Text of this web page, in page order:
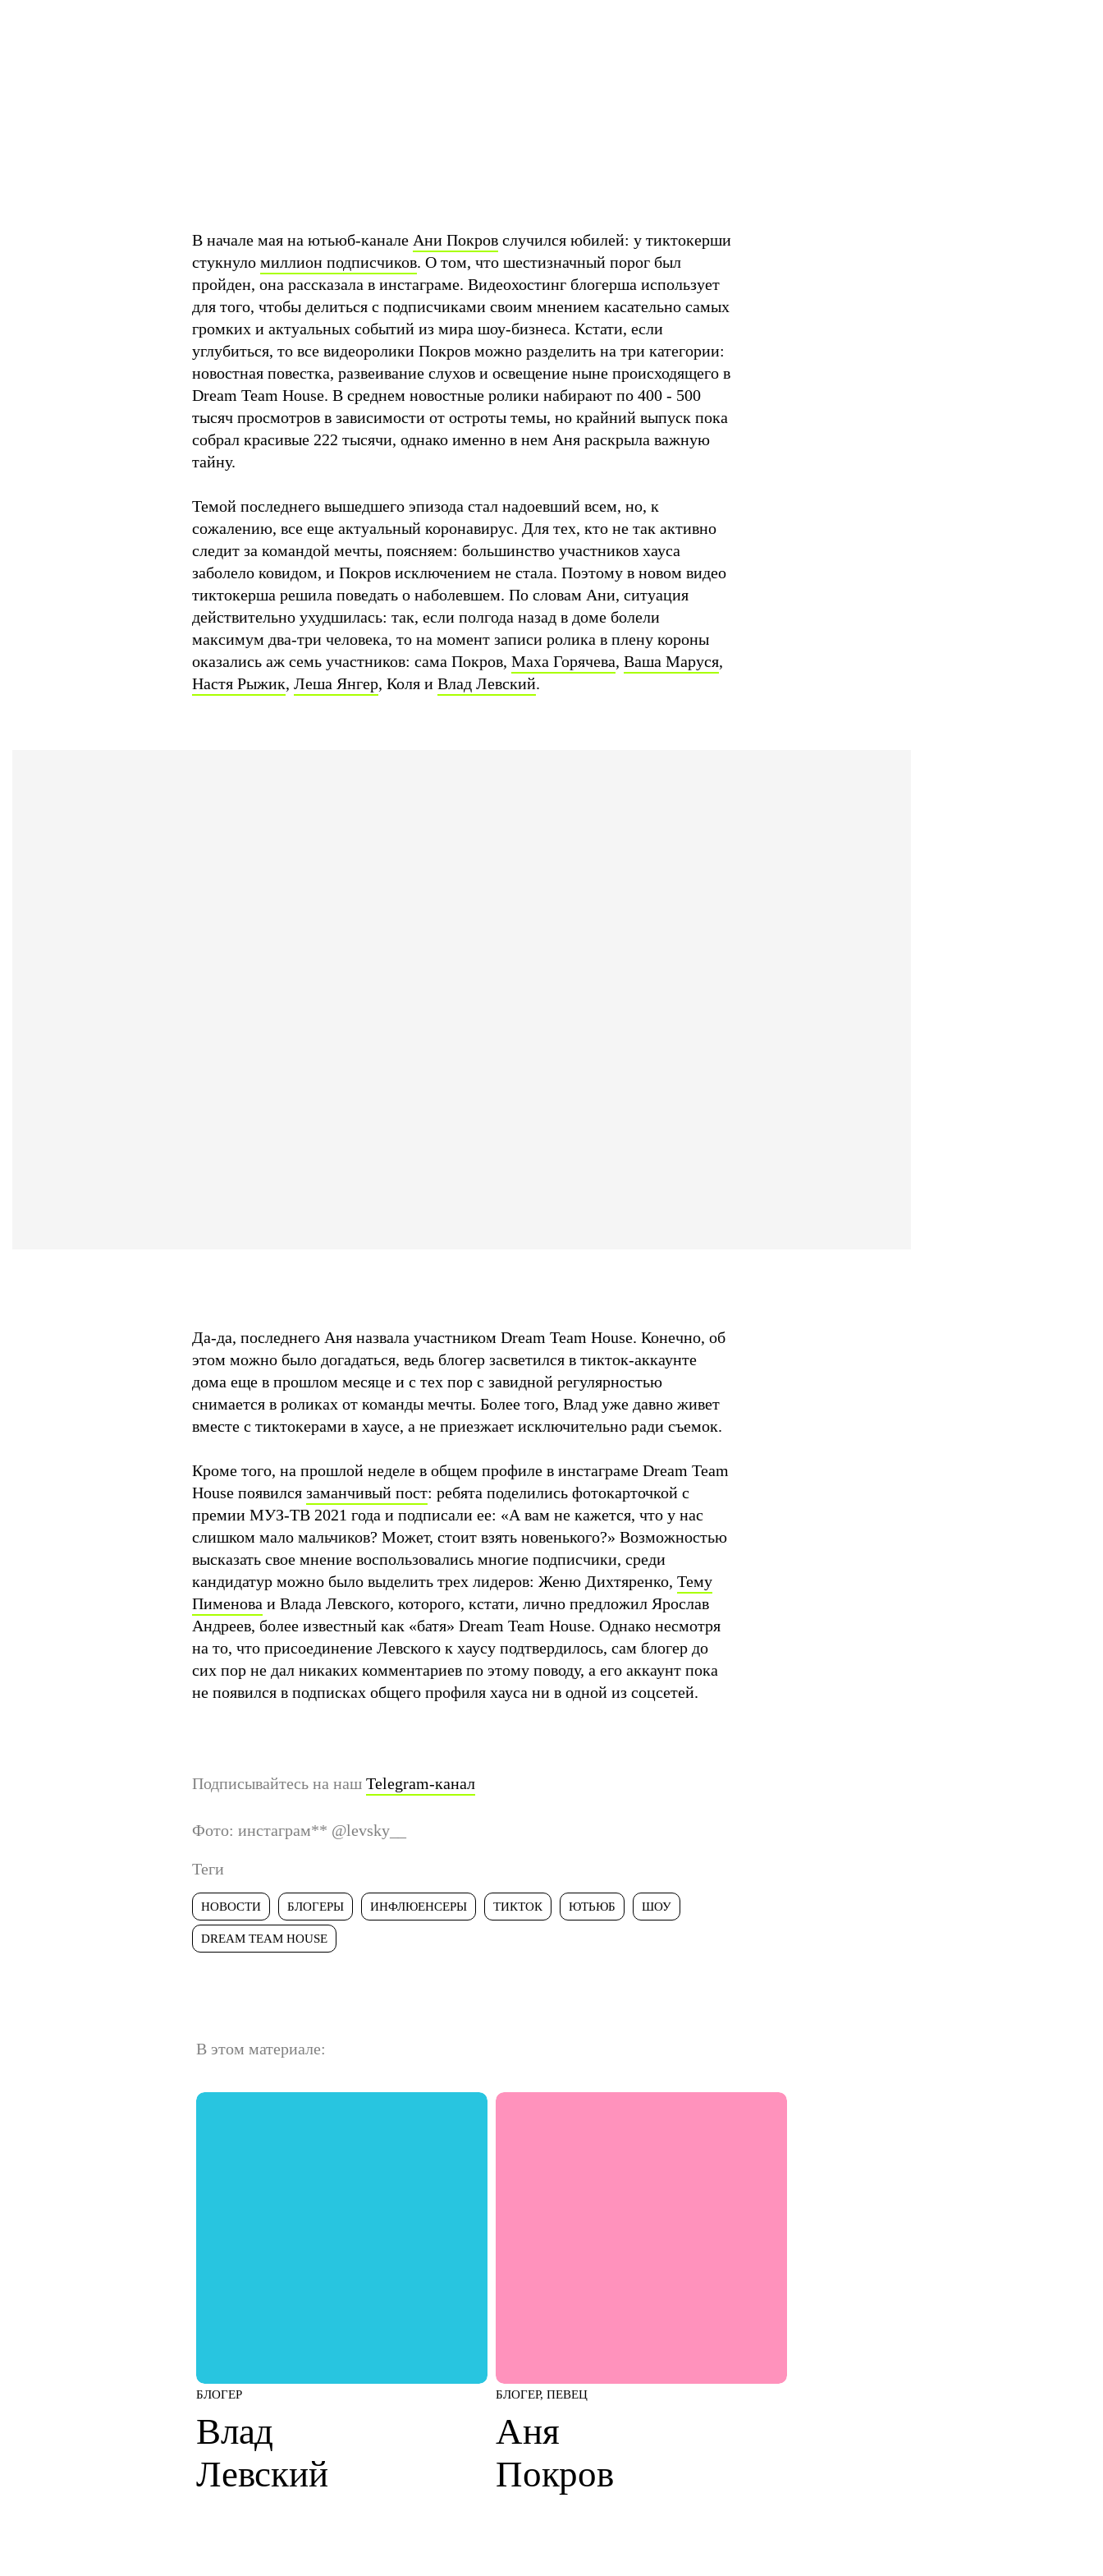
В начале мая на ютьюб-канале Ани Покров случился юбилей: у тиктокерши
стукнуло миллион подписчиков. О том, что шестизначный порог был
пройден, она рассказала в инстаграме. Видеохостинг блогерша использует
для того, чтобы делиться с подписчиками своим мнением касательно самых
громких и актуальных событий из мира шоу-бизнеса. Кстати, если
углубиться, то все видеоролики Покров можно разделить на три категории:
новостная повестка, развеивание слухов и освещение ныне происходящего в
Dream Team House. В среднем новостные ролики набирают по 400 - 500
тысяч просмотров в зависимости от остроты темы, но крайний выпуск пока
собрал красивые 222 тысячи, однако именно в нем Аня раскрыла важную
тайну.
Темой последнего вышедшего эпизода стал надоевший всем, но, к
сожалению, все еще актуальный коронавирус. Для тех, кто не так активно
следит за командой мечты, поясняем: большинство участников хауса
заболело ковидом, и Покров исключением не стала. Поэтому в новом видео
тиктокерша решила поведать о наболевшем. По словам Ани, ситуация
действительно ухудшилась: так, если полгода назад в доме болели
максимум два-три человека, то на момент записи ролика в плену короны
оказались аж семь участников: сама Покров, Маха Горячева, Ваша Маруся,
Настя Рыжик, Леша Янгер, Коля и Влад Левский.
Да-да, последнего Аня назвала участником Dream Team House. Конечно, об
этом можно было догадаться, ведь блогер засветился в тикток-аккаунте
дома еще в прошлом месяце и с тех пор с завидной регулярностью
снимается в роликах от команды мечты. Более того, Влад уже давно живет
вместе с тиктокерами в хаусе, а не приезжает исключительно ради съемок.
Кроме того, на прошлой неделе в общем профиле в инстаграме Dream Team
House появился заманчивый пост: ребята поделились фотокарточкой с
премии МУЗ-ТВ 2021 года и подписали ее: «А вам не кажется, что у нас
слишком мало мальчиков? Может, стоит взять новенького?» Возможностью
высказать свое мнение воспользовались многие подписчики, среди
кандидатур можно было выделить трех лидеров: Женю Дихтяренко, Тему
Пименова и Влада Левского, которого, кстати, лично предложил Ярослав
Андреев, более известный как «батя» Dream Team House. Однако несмотря
на то, что присоединение Левского к хаусу подтвердилось, сам блогер до
сих пор не дал никаких комментариев по этому поводу, а его аккаунт пока
не появился в подписках общего профиля хауса ни в одной из соцсетей.
Подписывайтесь на наш Telegram-канал
Фото: инстаграм** @levsky__
Теги
НОВОСТИ БЛОГЕРЫ ИНФЛЮЕНСЕРЫ ТИКТОК ЮТЬЮБ ШОУ
DREAM TEAM HOUSE
В этом материале:
БЛОГЕР
Влад
Левский
БЛОГЕР, ПЕВЕЦ
Аня
Покров